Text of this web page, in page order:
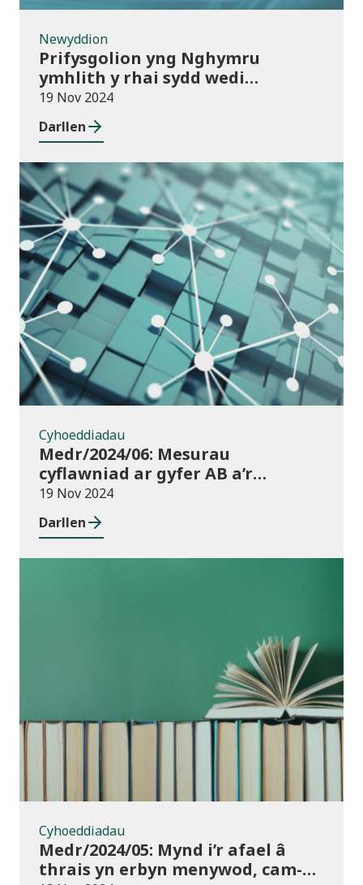
Newyddion
Prifysgolion yng Nghymru
ymhlith y rhai sydd wedi
mabwysiadu’r polisïau arfer
gorau ar gwmnïau deillio
19 Nov 2024
Darllen
Cyhoeddiadau
Cyhoeddiadau
Medr/2024/06: Mesurau
cyflawniad ar gyfer AB a’r
chweched dosbarth:
Ymgynghoriad ar drosglwyddo
rhwng cyrsiau ar gyfer 2023/24
19 Nov 2024
Darllen
Cyhoeddiadau
Cyhoeddiadau
Medr/2024/05: Mynd i’r afael â
thrais yn erbyn menywod, cam-